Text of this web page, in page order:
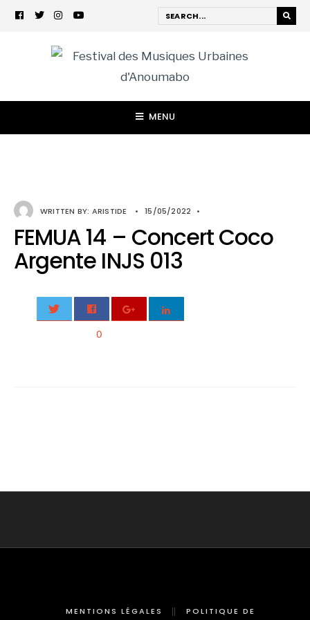
MENU
WRITTEN BY: ARISTIDE • 15/05/2022 •
FEMUA 14 – Concert Coco
Argente INJS 013
0
MENTIONS LÉGALES POLITIQUE DE